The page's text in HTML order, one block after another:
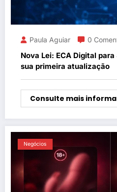
Paula Aguiar 0
Nova Lei: ECA Digital
sua primeira atualização
Consulte mais
Negócios